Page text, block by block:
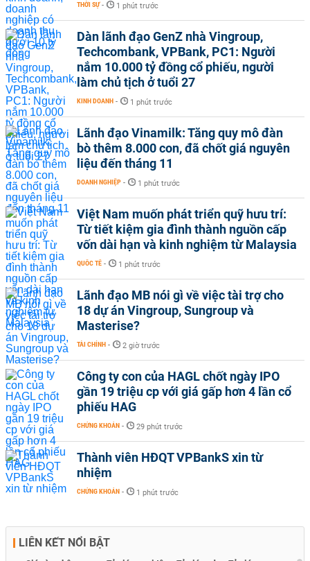
THỜI SỰ - 1 phút trước
Dàn lãnh đạo GenZ nhà Vingroup,
Techcombank, VPBank, PC1: Người
nắm 10.000 tỷ đồng cổ phiếu, người
làm chủ tịch ở tuổi 27
KINH DOANH - 1 phút trước
Lãnh đạo Vinamilk: Tăng quy mô đàn
bò thêm 8.000 con, đã chốt giá nguyên
liệu đến tháng 11
DOANH NGHIỆP - 1 phút trước
Việt Nam muốn phát triển quỹ hưu trí:
Từ tiết kiệm gia đình thành nguồn cấp
vốn dài hạn và kinh nghiệm từ Malaysia
QUỐC TẾ - 1 phút trước
Lãnh đạo MB nói gì về việc tài trợ cho
18 dự án Vingroup, Sungroup và
Masterise?
TÀI CHÍNH - 2 giờ trước
Công ty con của HAGL chốt ngày IPO
gần 19 triệu cp với giá gấp hơn 4 lần cổ
phiếu HAG
CHỨNG KHOÁN - 29 phút trước
Thành viên HĐQT VPBankS xin từ
nhiệm
CHỨNG KHOÁN - 1 phút trước
LIÊN KẾT NỔI BẬT